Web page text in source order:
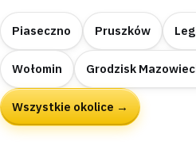
Piaseczno Pruszków
Wołomin Grodzisk
Wszystkie okolice →